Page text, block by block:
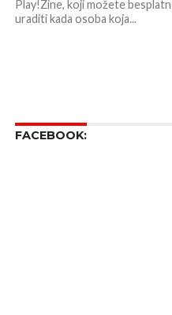
Play!Zine, koji možete
uraditi kada osoba koja...
FACEBOOK: